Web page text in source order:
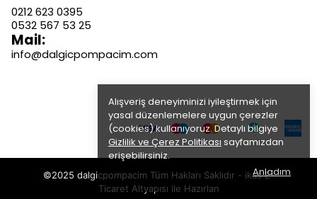
Alışveriş deneyiminizi iyileştirmek için
yasal düzenlemelere uygun çerezler
(cookies) kullanıyoruz. Detaylı bilgiye
Gizlilik ve Çerez Politikası sayfamızdan
erişebilirsiniz.
Anladım
0212 623 0395
0532 567 53 25
Mail:
info@dalgicpompacim.com
©2025 dalgicpompacim Tüm Hakları Saklıdır - ikas E-
Ticaret Altyapısı ile Hazırlan